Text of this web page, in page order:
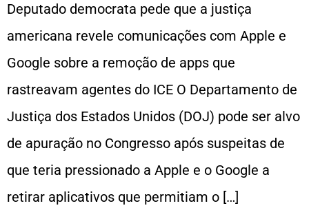
Deputado democrata pede que a justiça
americana revele comunicações com Apple e
Google sobre a remoção de apps que
rastreavam agentes do ICE O Departamento de
Justiça dos Estados Unidos (DOJ) pode ser alvo
de apuração no Congresso após suspeitas de
que teria pressionado a Apple e o Google a
retirar aplicativos que permitiam o […]